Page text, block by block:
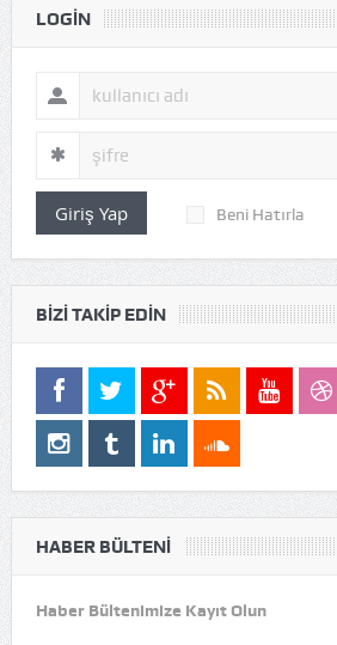
LOGIN
Giriş Yap Beni Hatırla
BIZI TAKIP EDIN
HABER BÜLTENI
Haber Bültenimize Kayıt Olun